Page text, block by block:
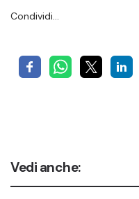
Condividi…
Vedi anche: